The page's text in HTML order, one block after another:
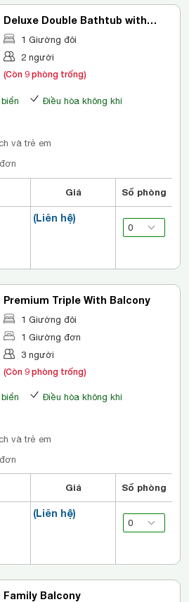
Deluxe Double Bathtub with
Balcony
1 Giường đôi
2 người
(Còn 9 phòng trống)
Điều hòa không khí
và trẻ em
Giá Số phòng
(Liên hệ)
Premium Triple With Balcony
1 Giường đôi
1 Giường đơn
3 người
(Còn 9 phòng trống)
Điều hòa không khí
và trẻ em
Giá Số phòng
(Liên hệ)
Family Balcony